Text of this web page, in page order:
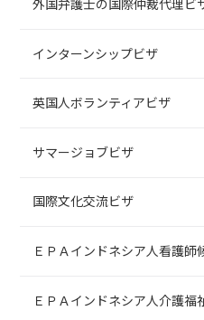
外国弁護士の国際仲裁代理ビ
インターンシップビザ
英国人ボランティアビザ
サマージョブビザ
国際文化交流ビザ
ＥＰＡインドネシア人看護師
ＥＰＡインドネシア人介護福